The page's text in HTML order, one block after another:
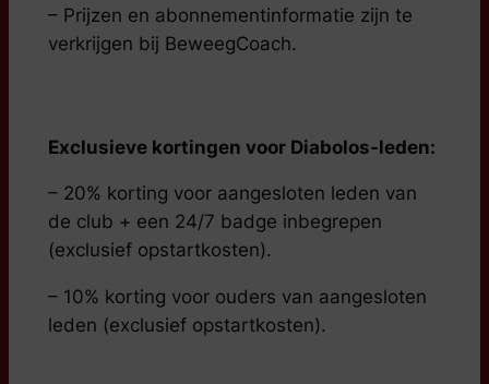
– Prijzen en abonnementinformatie zijn te
verkrijgen bij BeweegCoach.
Exclusieve kortingen voor Diabolos-leden:
– 20% korting voor aangesloten leden van
de club + een 24/7 badge inbegrepen
(exclusief opstartkosten).
– 10% korting voor ouders van aangesloten
leden (exclusief opstartkosten).